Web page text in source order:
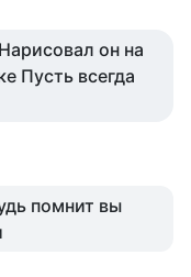
он на
Пусть всегда
помнит вы